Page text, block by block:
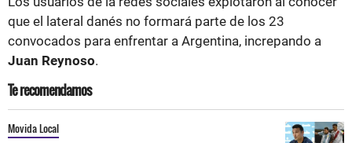
que el lateral danés no formará parte de los 23
convocados para enfrentar a Argentina, increpando a
Juan Reynoso.
Te recomendamos
Movida Local